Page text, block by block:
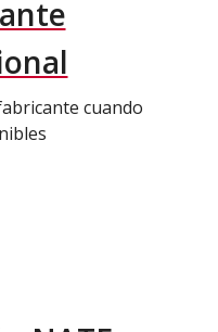
cuando